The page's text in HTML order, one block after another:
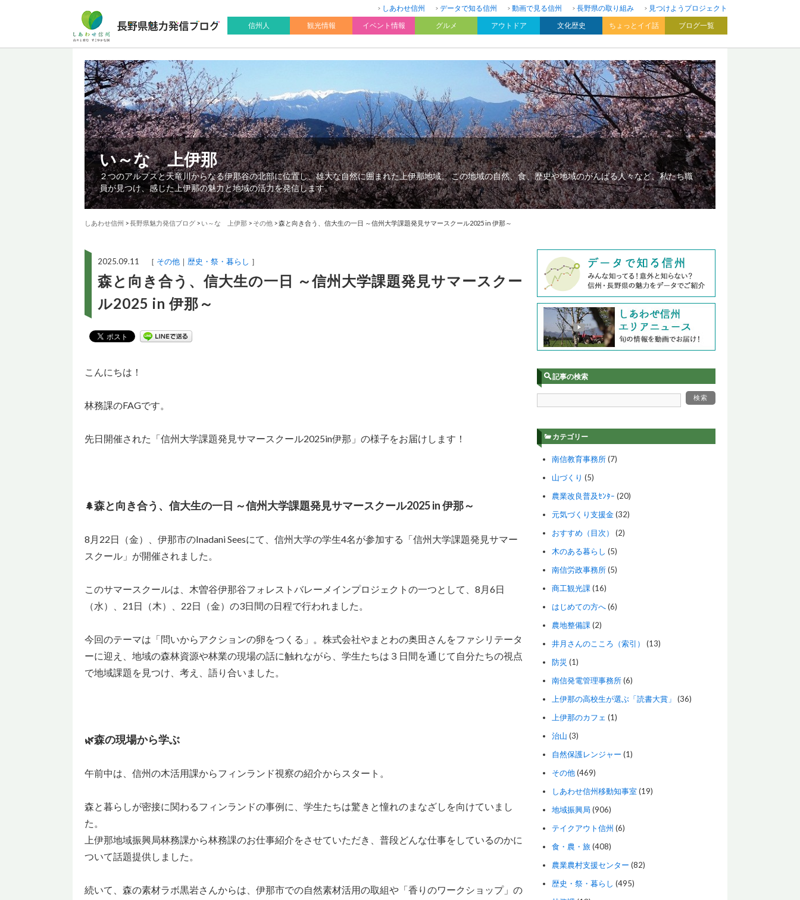
しあわせ信州 データで知る信州 動画で見る信州 長野県の取り組み
見つけようプロジェクト
信州人
観光情報 イベント情報 グルメ アウトドア 文化歴史 ちょっとイイ話 ブログ一覧
い～な 上伊那
２つのアルプスと天竜川からなる伊那谷の北部に位置し、雄大な自然に囲まれた上伊那地域。 この地域の自然、食、歴史や地域のがんばる人々など、私たち職
員が見つけ、感じた上伊那の魅力と地域の活力を発信します。
しあわせ信州 >長野県魅力発信ブログ > い～な 上伊那 > その他 >森と向き合う、信大生の一日 ～信州大学課題発見サマースクール2025 in 伊那～
2025.09.11 ［ その他 歴史・祭・暮らし ］
森と向き合う、信大生の一日 ～信州大学課題発見サマースクー
ル2025 in 伊那～
こんにちは！
林務課のFAGです。
先日開催された「信州大学課題発見サマースクール2025in伊那」の様子をお届けします！
🌲森と向き合う、信大生の一日 ～信州大学課題発見サマースクール2025 in 伊那～
8月22日（金）、伊那市のInadani Seesにて、信州大学の学生4名が参加する「信州大学課題発見サマー
スクール」が開催されました。
このサマースクールは、木曽谷伊那谷フォレストバレーメインプロジェクトの一つとして、8月6日
（水）、21日（木）、22日（金）の3日間の日程で行われました。
今回のテーマは「問いからアクションの卵をつくる」。株式会社やまとわの奥田さんをファシリテータ
ーに迎え、地域の森林資源や林業の現場の話に触れながら、学生たちは３日間を通じて自分たちの視点
で地域課題を見つけ、考え、語り合いました。
🌿森の現場から学ぶ
午前中は、信州の木活用課からフィンランド視察の紹介からスタート。
森と暮らしが密接に関わるフィンランドの事例に、学生たちは驚きと憧れのまなざしを向けていまし
た。
上伊那地域振興局林務課から林務課のお仕事紹介をさせていただき、普段どんな仕事をしているのかに
ついて話題提供しました。
続いて、森の素材ラボ黒岩さんからは、伊那市での自然素材活用の取組や「香りのワークショップ」の
記事の検索
カテゴリー
南信教育事務所(7)
山づくり (5)
農業改良普及ｾﾝﾀｰ (20)
元気づくり支援金(32)
おすすめ（目次）
(2)
木のある暮らし (5)
南信労政事務所(5)
商工観光課 (16)
はじめての方へ(6)
農地整備課 (2)
井月さんのこころ（索引）
(13)
防災 (1)
南信発電管理事務所(6)
上伊那の高校生が選ぶ「読書大賞」
(36)
上伊那のカフェ (1)
治山 (3)
自然保護レンジャー (1)
その他(469)
しあわせ信州移動知事室(19)
地域振興局 (906)
テイクアウト信州 (6)
食・農・旅(408)
農業農村支援センター (82)
歴史・祭・暮らし (495)